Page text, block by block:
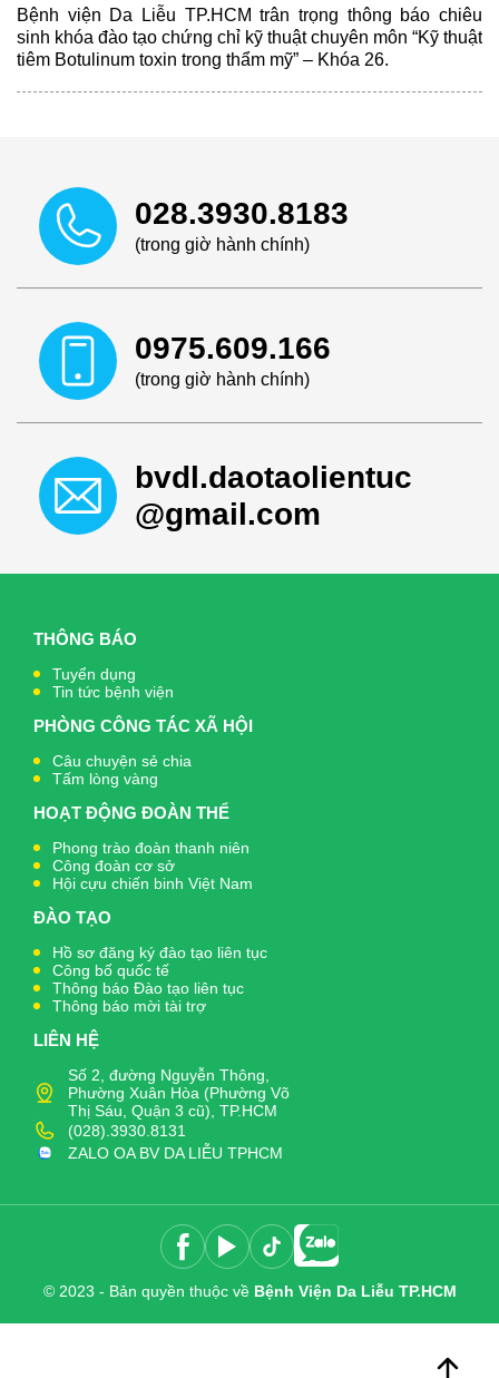
Bệnh viện Da Liễu TP.HCM trân trọng thông báo chiêu
sinh khóa đào tạo chứng chỉ kỹ thuật chuyên môn “Kỹ thuật
tiêm Botulinum toxin trong thẩm mỹ” – Khóa 26.
028.3930.8183
(trong giờ hành chính)
0975.609.166
(trong giờ hành chính)
bvdl.daotaolientuc
@gmail.com
THÔNG BÁO
Tuyển dụng
Tin tức bệnh viện
PHÒNG CÔNG TÁC XÃ HỘI
Câu chuyện sẻ chia
Tấm lòng vàng
HOẠT ĐỘNG ĐOÀN THỂ
Phong trào đoàn thanh niên
Công đoàn cơ sở
Hội cựu chiến binh Việt Nam
ĐÀO TẠO
Hồ sơ đăng ký đào tạo liên tục
Công bố quốc tế
Thông báo Đào tạo liên tục
Thông báo mời tài trợ
LIÊN HỆ
Số 2, đường Nguyễn Thông,
Phường Xuân Hòa (Phường Võ
Thị Sáu, Quận 3 cũ), TP.HCM
(028).3930.8131
ZALO OA BV DA LIỄU TPHCM
© 2023 - Bản quyền thuộc về Bệnh Viện Da Liễu TP.HCM